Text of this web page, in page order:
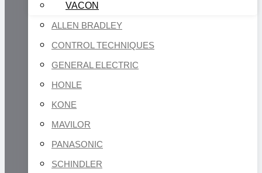
VACON
ALLEN BRADLEY
CONTROL TECHNIQUES
GENERAL ELECTRIC
HONLE
KONE
MAVILOR
PANASONIC
SCHINDLER